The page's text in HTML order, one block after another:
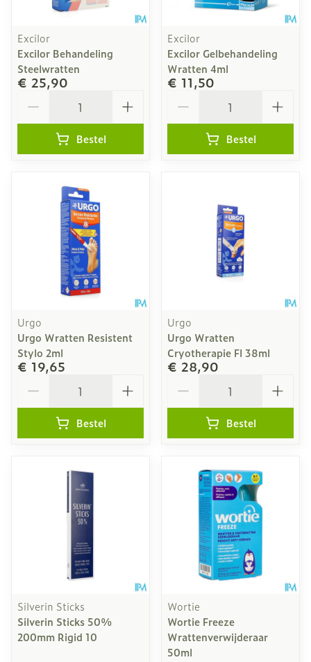
Excilor
Excilor Behandeling
Steelwratten
€ 25,90
Bestel
Excilor
Excilor Gelbehandeling
Wratten 4ml
€ 11,50
Bestel
Urgo
Urgo Wratten Resistent
Stylo 2ml
€ 19,65
Bestel
Urgo
Urgo Wratten
Cryotherapie Fl 38ml
€ 28,90
Bestel
Silverin Sticks
Silverin Sticks 50%
200mm Rigid 10
Wortie
Wortie Freeze
Wrattenverwijderaar
50ml